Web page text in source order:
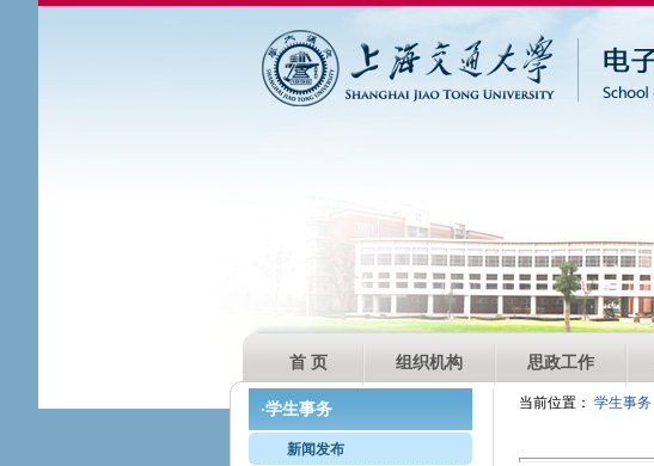
首 页 组织机构 思政工作
·学生事务
新闻发布
当前位置：学生事务